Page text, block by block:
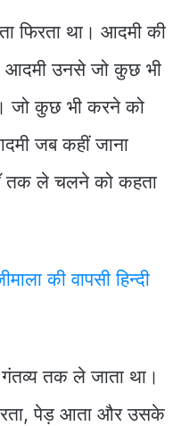
फिरता था। आदमी की
आदमी उनसे जो कुछ भी
कुछ भी करने को
जब कहीं जाना
तक ले चलने को कहता
की वापसी हिन्दी
तक ले जाता था।
पेड़ आता और उसके